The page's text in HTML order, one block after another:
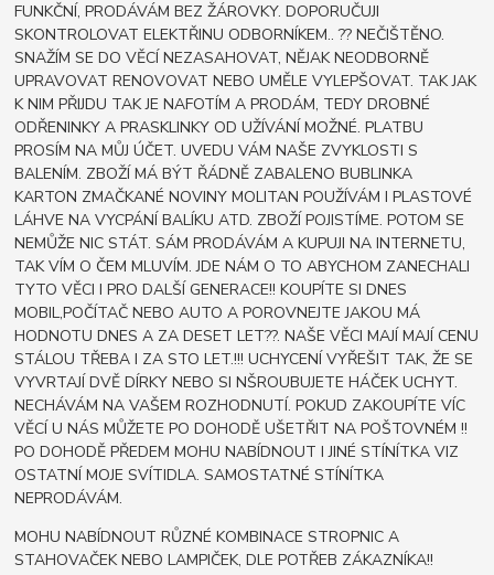
FUNKČNÍ, PRODÁVÁM BEZ ŽÁROVKY. DOPORUČUJI
SKONTROLOVAT ELEKTŘINU ODBORNÍKEM.. ?? NEČIŠTĚNO.
SNAŽÍM SE DO VĚCÍ NEZASAHOVAT, NĚJAK NEODBORNĚ
UPRAVOVAT RENOVOVAT NEBO UMĚLE VYLEPŠOVAT. TAK JAK
K NIM PŘIJDU TAK JE NAFOTÍM A PRODÁM, TEDY DROBNÉ
ODŘENINKY A PRASKLINKY OD UŽÍVÁNÍ MOŽNÉ. PLATBU
PROSÍM NA MŮJ ÚČET. UVEDU VÁM NAŠE ZVYKLOSTI S
BALENÍM. ZBOŽÍ MÁ BÝT ŘÁDNĚ ZABALENO BUBLINKA
KARTON ZMAČKANÉ NOVINY MOLITAN POUŽÍVÁM I PLASTOVÉ
LÁHVE NA VYCPÁNÍ BALÍKU ATD. ZBOŽÍ POJISTÍME. POTOM SE
NEMŮŽE NIC STÁT. SÁM PRODÁVÁM A KUPUJI NA INTERNETU,
TAK VÍM O ČEM MLUVÍM. JDE NÁM O TO ABYCHOM ZANECHALI
TYTO VĚCI I PRO DALŠÍ GENERACE!! KOUPÍTE SI DNES
MOBIL,POČÍTAČ NEBO AUTO A POROVNEJTE JAKOU MÁ
HODNOTU DNES A ZA DESET LET??. NAŠE VĚCI MAJÍ MAJÍ CENU
STÁLOU TŘEBA I ZA STO LET.!!! UCHYCENÍ VYŘEŠIT TAK, ŽE SE
VYVRTAJÍ DVĚ DÍRKY NEBO SI NŠROUBUJETE HÁČEK UCHYT.
NECHÁVÁM NA VAŠEM ROZHODNUTÍ. POKUD ZAKOUPÍTE VÍC
VĚCÍ U NÁS MŮŽETE PO DOHODĚ UŠETŘIT NA POŠTOVNÉM !!
PO DOHODĚ PŘEDEM MOHU NABÍDNOUT I JINÉ STÍNÍTKA VIZ
OSTATNÍ MOJE SVÍTIDLA. SAMOSTATNÉ STÍNÍTKA
NEPRODÁVÁM.
MOHU NABÍDNOUT RŮZNÉ KOMBINACE STROPNIC A
STAHOVAČEK NEBO LAMPIČEK, DLE POTŘEB ZÁKAZNÍKA!!